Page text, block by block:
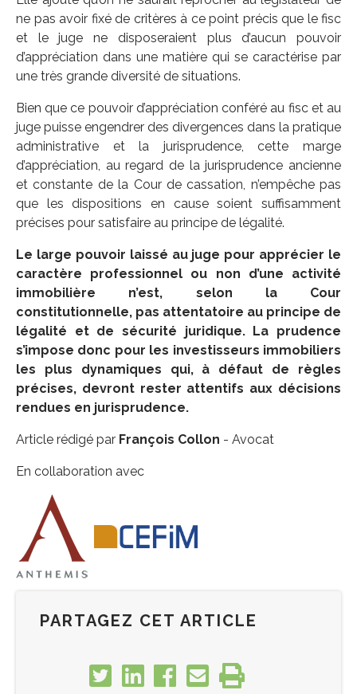
ne pas avoir fixé de critères à ce point précis que le fisc
et le juge ne disposeraient plus d’aucun pouvoir
d’appréciation dans une matière qui se caractérise par
une très grande diversité de situations.
Bien que ce pouvoir d’appréciation conféré au fisc et au
juge puisse engendrer des divergences dans la pratique
administrative et la jurisprudence, cette marge
d’appréciation, au regard de la jurisprudence ancienne
et constante de la Cour de cassation, n’empêche pas
que les dispositions en cause soient suffisamment
précises pour satisfaire au principe de légalité.
Le large pouvoir laissé au juge pour apprécier le
caractère professionnel ou non d’une activité
immobilière n’est, selon la Cour
constitutionnelle, pas attentatoire au principe de
légalité et de sécurité juridique. La prudence
s’impose donc pour les investisseurs immobiliers
les plus dynamiques qui, à défaut de règles
précises, devront rester attentifs aux décisions
rendues en jurisprudence.
Article rédigé par François Collon - Avocat
En collaboration avec
PARTAGEZ CET ARTICLE